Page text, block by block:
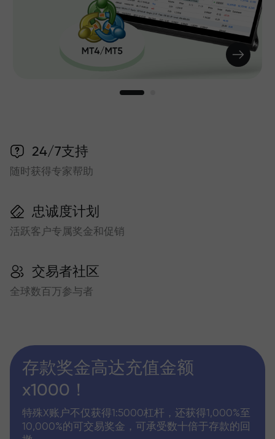
24/7支持
随时获得专家帮助
忠诚度计划
活跃客户专属奖金和促销
交易者社区
全球数百万参与者
存款奖金高达充值金额
x1000！
特殊X账户不仅获得1:5000杠杆，还获得1,000%至
10,000%的可交易奖金，可承受数十倍于存款的回